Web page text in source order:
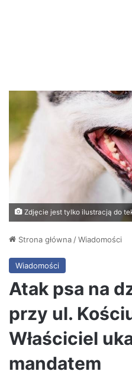
Zdjęcie jest tylko ilustracją do
Strona główna/Wiadomości
Wiadomości
Atak psa na
przy ul.
Właściciel
mandatem